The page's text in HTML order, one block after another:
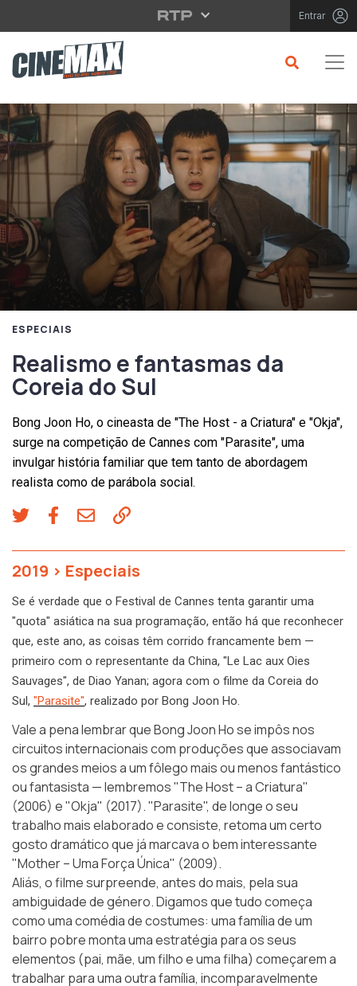
Saltar para o conteúdo principal Entrar
ESPECIAIS
Realismo e fantasmas da
Coreia do Sul
Bong Joon Ho, o cineasta de "The Host - a Criatura" e "Okja",
surge na competição de Cannes com "Parasite", uma
invulgar história familiar que tem tanto de abordagem
realista como de parábola social.
2019 > Especiais
Se é verdade que o Festival de Cannes tenta garantir uma
"quota" asiática na sua programação, então há que reconhecer
que, este ano, as coisas têm corrido francamente bem —
primeiro com o representante da China, "Le Lac aux Oies
Sauvages", de Diao Yanan; agora com o filme da Coreia do
Sul, "Parasite", realizado por Bong Joon Ho.
Vale a pena lembrar que Bong Joon Ho se impôs nos
circuitos internacionais com produções que associavam
os grandes meios a um fôlego mais ou menos fantástico
ou fantasista — lembremos "The Host – a Criatura"
(2006) e "Okja" (2017). "Parasite", de longe o seu
trabalho mais elaborado e consiste, retoma um certo
gosto dramático que já marcava o bem interessante
"Mother – Uma Força Única" (2009).
Aliás, o filme surpreende, antes do mais, pela sua
ambiguidade de género. Digamos que tudo começa
como uma comédia de costumes: uma família de um
bairro pobre monta uma estratégia para os seus
elementos (pai, mãe, um filho e uma filha) começarem a
trabalhar para uma outra família, incomparavelmente